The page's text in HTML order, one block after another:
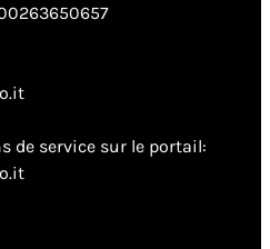
de service sur le portail: